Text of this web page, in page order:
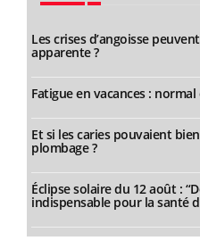
Les crises d’angoisse
apparente ?
Fatigue en vacances : normal
Et si les caries pouvaient
plombage ?
Éclipse solaire du 12 août :
indispensable pour la santé